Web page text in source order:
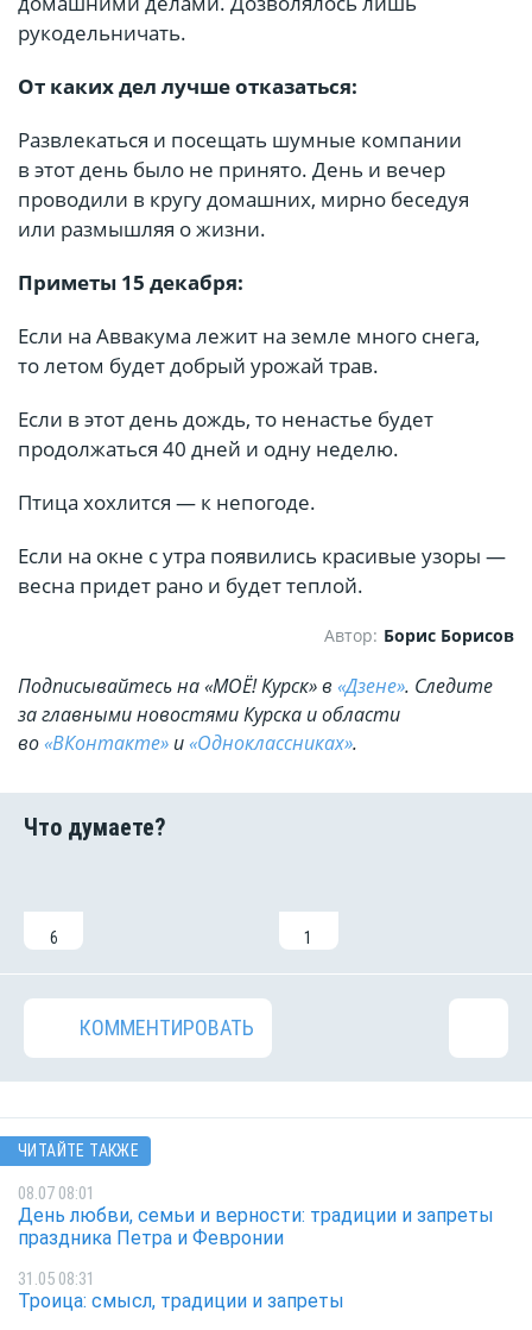
рукодельничать.
От каких дел лучше отказаться:
Развлекаться и посещать шумные компании
в этот день было не принято. День и вечер
проводили в кругу домашних, мирно беседуя
или размышляя о жизни.
Приметы 15 декабря:
Если на Аввакума лежит на земле много снега,
то летом будет добрый урожай трав.
Если в этот день дождь, то ненастье будет
продолжаться 40 дней и одну неделю.
Птица хохлится — к непогоде.
Если на окне с утра появились красивые узоры —
весна придет рано и будет теплой.
Автор: Борис Борисов
Подписывайтесь на «МОЁ! Курск» в «Дзене». Cледите
за главными новостями Курска и области
во«ВКонтакте» и«Одноклассниках».
6 1
КОММЕНТИРОВАТЬ
ЧИТАЙТЕ ТАКЖЕ
08.07 08:01
День любви, семьи и верности: традиции и запреты
праздника Петра и Февронии
31.05 08:31
Троица: смысл, традиции и запреты